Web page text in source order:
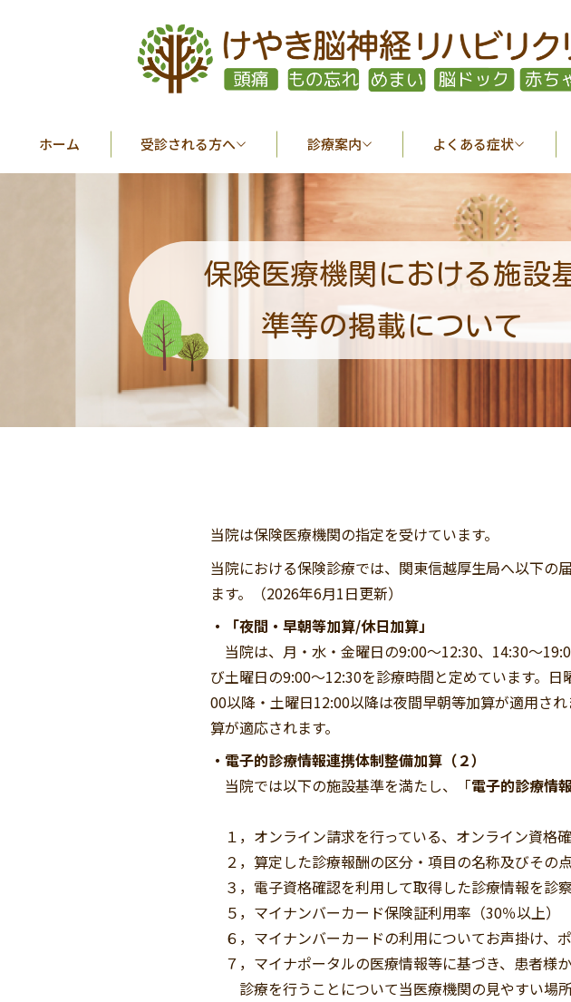
ホーム 受診される方へ 診療案内 よくある症状
保険医療機関における施設
準等の掲載について
当院は保険医療機関の指定を受けています。
当院における保険診療では、関東信越厚生局へ以下の
ます。（2026年6月1日更新）
・「夜間・早朝等加算/休日加算」
当院は、月・水・金曜日の9:00〜12:30、14:30〜
び土曜日の9:00〜12:30を診療時間と定めています。
00以降・土曜日12:00以降は夜間早朝等加算が適用さ
算が適応されます。
・電子的診療情報連携体制整備加算（２）
当院では以下の施設基準を満たし、「電子的診療情
１，オンライン請求を行っている、オンライン資格
２，算定した診療報酬の区分・項目の名称及びその
３，電子資格確認を利用して取得した診療情報を診
５，マイナンバーカード保険証利用率（30％以上）
６，マイナンバーカードの利用についてお声掛け、
７，マイナポータルの医療情報等に基づき、患者様
診療を行うことについて当医療機関の見やすい場